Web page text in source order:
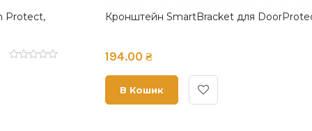
Кронштейн SmartBracket для DoorProtect White
194.00 ₴